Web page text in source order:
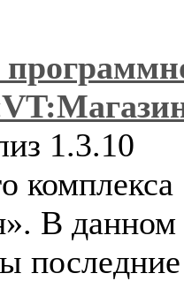
1.3.10
комплекса
В данном
последние